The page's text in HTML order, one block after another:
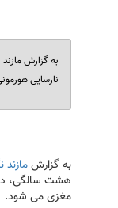
به گزارش
نارسایی
به گزارشمازند
هشت سالگی،
مغزی می شود.